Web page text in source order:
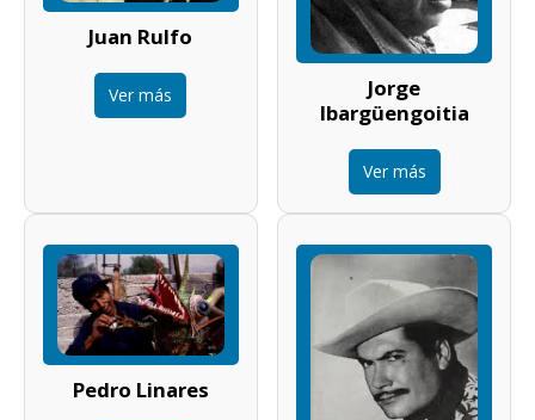
Juan Rulfo
Ver más
Jorge
Ibargüengoitia
Ver más
Pedro Linares